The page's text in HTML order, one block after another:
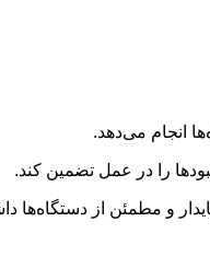
و مطمئن از دستگاه‌ها